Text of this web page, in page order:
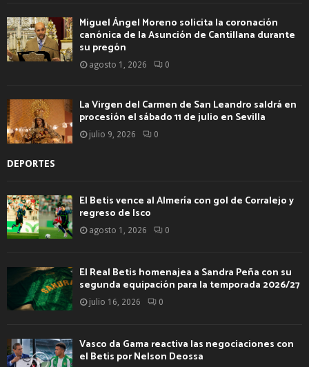
Miguel Ángel Moreno solicita la coronación
canónica de la Asunción de Cantillana durante
su pregón
agosto 1, 2026 0
La Virgen del Carmen de San Leandro saldrá en
procesión el sábado 11 de julio en Sevilla
julio 9, 2026 0
DEPORTES
El Betis vence al Almería con gol de Corralejo y
regreso de Isco
agosto 1, 2026 0
El Real Betis homenajea a Sandra Peña con su
segunda equipación para la temporada 2026/27
julio 16, 2026 0
Vasco da Gama reactiva las negociaciones con
el Betis por Nelson Deossa